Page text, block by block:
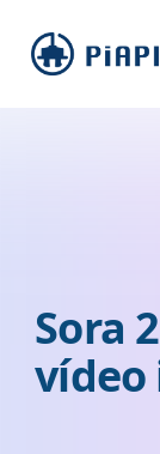
piapi
Sora
vídeo